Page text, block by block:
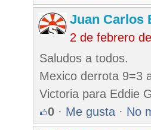
Juan Carlos
2 de febrero
Saludos a todos.
Mexico derrota 9=3
Victoria para Eddie
0 · Me gusta · No